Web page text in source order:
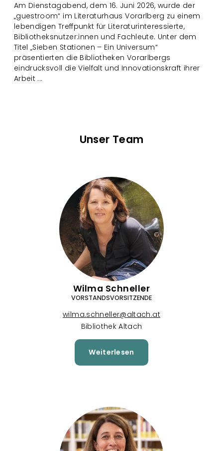
Am Dienstagabend, dem 16. Juni 2026, wurde der
„guestroom“ im Literaturhaus Vorarlberg zu einem
lebendigen Treffpunkt für Literaturinteressierte,
Bibliotheksnutzer:innen und Fachleute. Unter dem
Titel „Sieben Stationen – Ein Universum“
präsentierten die Bibliotheken Vorarlbergs
eindrucksvoll die Vielfalt und Innovationskraft ihrer
Arbeit ...
Unser Team
Wilma Schneller
VORSTANDSVORSITZENDE
wilma.schneller@altach.at
Bibliothek Altach
Weiterlesen
Wilma